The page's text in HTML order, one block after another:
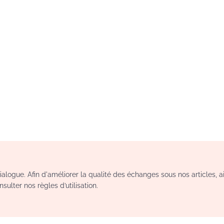
Afin d'améliorer la qualité des échanges sous nos articles,
nos règles d’utilisation.